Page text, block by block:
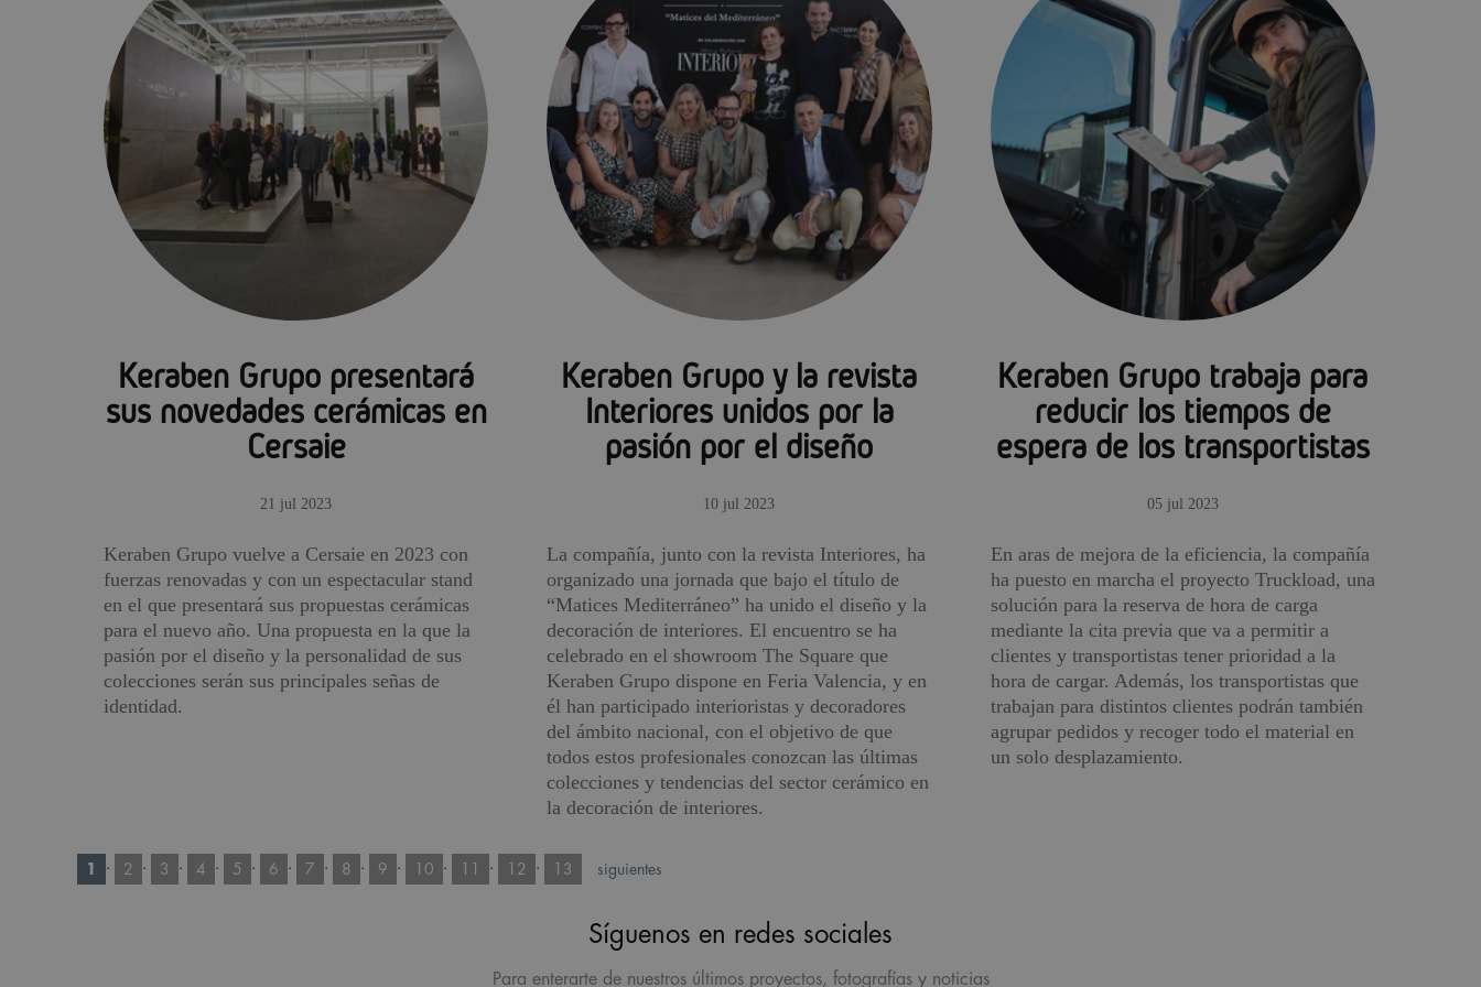
Keraben Grupo presentará
sus novedades cerámicas en
Cersaie
21 jul 2023
Keraben Grupo vuelve a Cersaie en 2023 con
fuerzas renovadas y con un espectacular stand
en el que presentará sus propuestas cerámicas
para el nuevo año. Una propuesta en la que la
pasión por el diseño y la personalidad de sus
colecciones serán sus principales señas de
identidad.
Keraben Grupo y la revista
Interiores unidos por la
pasión por el diseño
10 jul 2023
La compañía, junto con la revista Interiores, ha
organizado una jornada que bajo el título de
“Matices Mediterráneo” ha unido el diseño y la
decoración de interiores. El encuentro se ha
celebrado en el showroom The Square que
Keraben Grupo dispone en Feria Valencia, y en
él han participado interioristas y decoradores
del ámbito nacional, con el objetivo de que
todos estos profesionales conozcan las últimas
colecciones y tendencias del sector cerámico en
la decoración de interiores.
Keraben Grupo trabaja para
reducir los tiempos de
espera de los transportistas
05 jul 2023
En aras de mejora de la eficiencia, la compañía
ha puesto en marcha el proyecto Truckload, una
solución para la reserva de hora de carga
mediante la cita previa que va a permitir a
clientes y transpor­tistas tener prioridad a la
hora de cargar. Además, los transportistas que
trabajan para distintos clientes podrán también
agrupar pedidos y recoger todo el material en
un solo desplazamiento.
1 · 2 · 3 · 4 · 5 · 6 · 7 · 8 · 9 · 10 · · 12 · 13 siguientes
Síguenos en redes sociales
Para enterarte de nuestros últimos proyectos, fotografías y noticias